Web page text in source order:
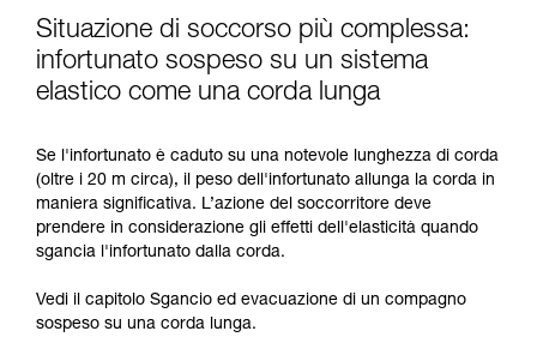
Situazione di soccorso più complessa:
infortunato sospeso su un sistema
elastico come una corda lunga
Se l'infortunato è caduto su una notevole lunghezza di corda
(oltre i 20 m circa), il peso dell'infortunato allunga la corda in
maniera significativa. L’azione del soccorritore deve
prendere in considerazione gli effetti dell'elasticità quando
sgancia l'infortunato dalla corda.
Vedi il capitolo Sgancio ed evacuazione di un compagno
sospeso su una corda lunga.